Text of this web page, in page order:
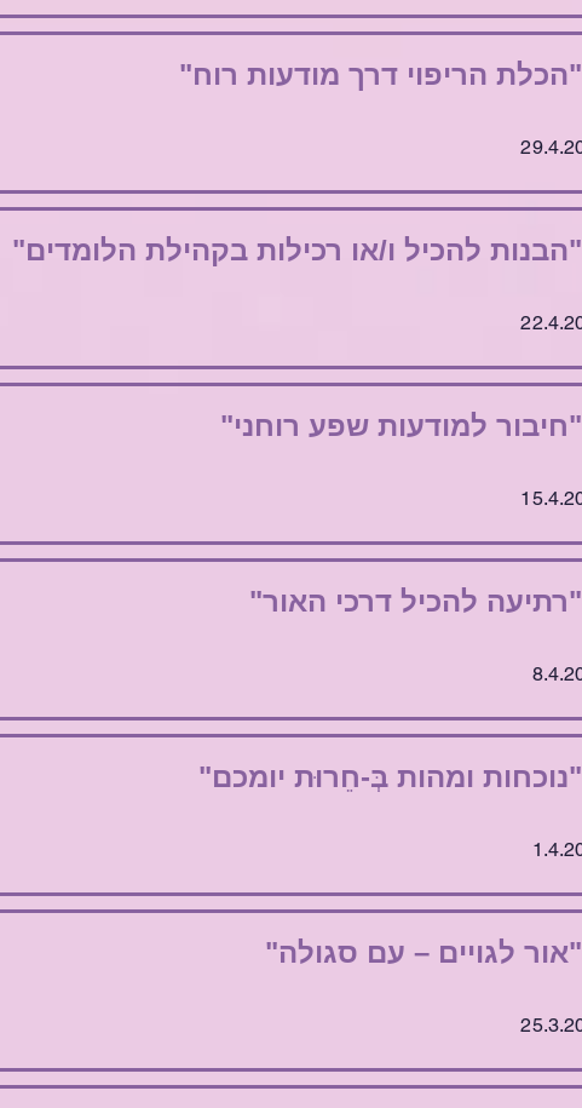
"הכלת הריפוי דרך מודעות רוח"
"הבנות להכיל ו/או רכילות בקהילת הלומדים"
"חיבור למודעות שפע רוחני"
"רתיעה להכיל דרכי האור"
"נוכחות ומהות בְּ-חֵרוּת יומכם"
"אור לגויים – עם סגולה"